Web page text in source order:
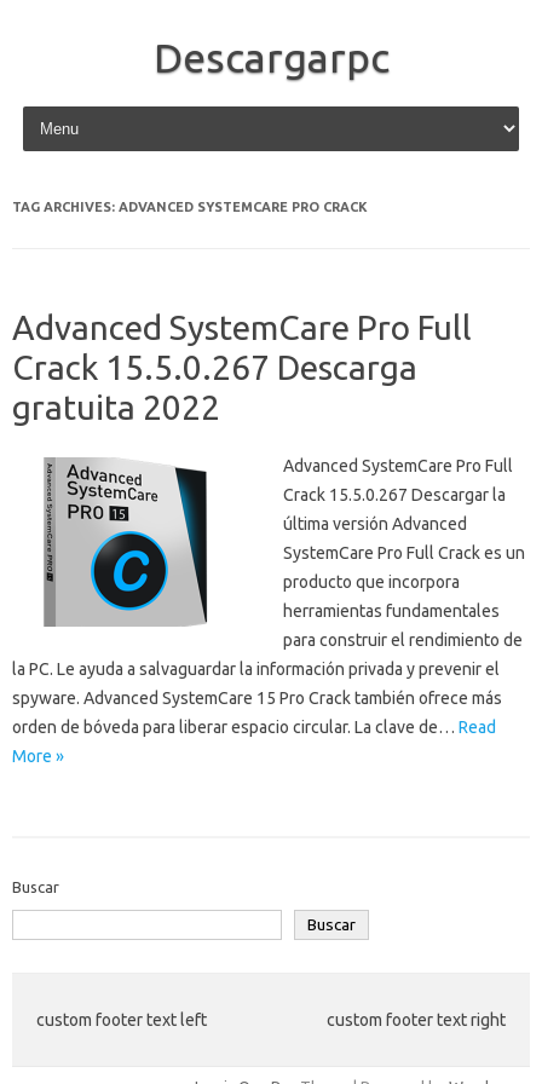
Descargarpc
Skip to content
TAG ARCHIVES: ADVANCED SYSTEMCARE PRO CRACK
Advanced SystemCare Pro Full
Crack 15.5.0.267 Descarga
gratuita 2022
Advanced SystemCare Pro Full
Crack 15.5.0.267 Descargar la
última versión Advanced
SystemCare Pro Full Crack es un
producto que incorpora
herramientas fundamentales
para construir el rendimiento de
la PC. Le ayuda a salvaguardar la información privada y prevenir el
spyware. Advanced SystemCare 15 Pro Crack también ofrece más
orden de bóveda para liberar espacio circular. La clave de… Read
More »
Buscar
Buscar
custom footer text left custom footer text right